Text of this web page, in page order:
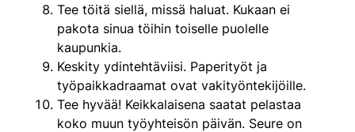
Tee töitä siellä, missä haluat. Kukaan ei
pakota sinua töihin toiselle puolelle
kaupunkia.
Keskity ydintehtäviisi. Paperityöt ja
työpaikkadraamat ovat vakityöntekijöille.
Tee hyvää! Keikkalaisena saatat pelastaa
koko muun työyhteisön päivän. Seure on